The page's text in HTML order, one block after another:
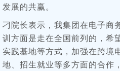
发展的共赢。
刁院长表示，我集团在电子商
训方面是走在全国前列的，希
实践基地等方式，加强在跨境
地、招生就业等多方面的合作